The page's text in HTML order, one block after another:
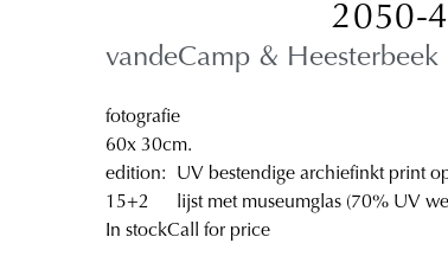
2050-
vandeCamp & Heesterbeek
fotografie
60x 30cm.
edition:
15+2
UV bestendige archiefinkt print
lijst met museumglas (70% UV
In stockCall for price